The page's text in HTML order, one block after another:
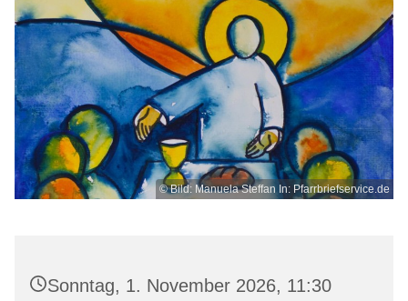
© Bild: Manuela Steffan In: Pfarrbriefservice.de
Sonntag, 1. November 2026, 11:30